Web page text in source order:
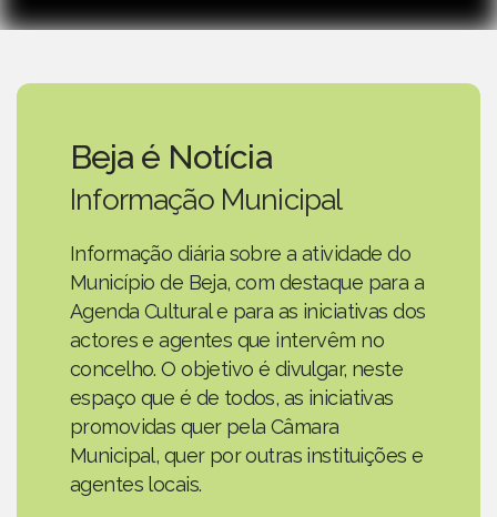
Beja é Notícia
Informação Municipal
Informação diária sobre a atividade do
Município de Beja, com destaque para a
Agenda Cultural e para as iniciativas dos
actores e agentes que intervêm no
concelho. O objetivo é divulgar, neste
espaço que é de todos, as iniciativas
promovidas quer pela Câmara
Municipal, quer por outras instituições e
agentes locais.